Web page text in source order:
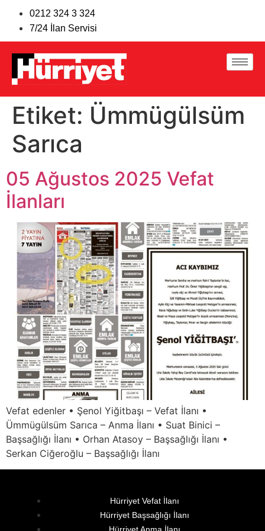
0212 324 3 324
7/24 İlan Servisi
Etiket: Ümmügülsüm
Sarıca
05 Ağustos 2025 Vefat
İlanları
Vefat edenler • Şenol Yiğitbaşı – Vefat İlanı •
Ümmügülsüm Sarıca – Anma İlanı • Suat Binici –
Başsağlığı İlanı • Orhan Atasoy – Başsağlığı İlanı •
Serkan Ciğeroğlu – Başsağlığı İlanı
Hürriyet Vefat İlanı
Hürriyet Başsağlığı İlanı
Hürriyet Anma İlanı